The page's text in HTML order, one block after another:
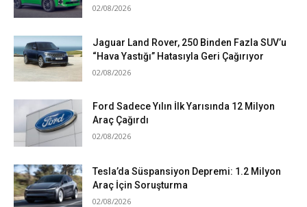
02/08/2026
Jaguar Land Rover, 250 Binden Fazla SUV’u
“Hava Yastığı” Hatasıyla Geri Çağırıyor
02/08/2026
Ford Sadece Yılın İlk Yarısında 12 Milyon
Araç Çağırdı
02/08/2026
Tesla’da Süspansiyon Depremi: 1.2 Milyon
Araç İçin Soruşturma
02/08/2026